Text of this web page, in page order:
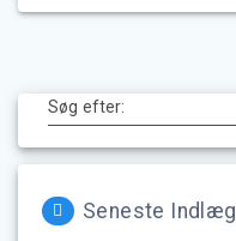
Søg efter:
Seneste Indlæg